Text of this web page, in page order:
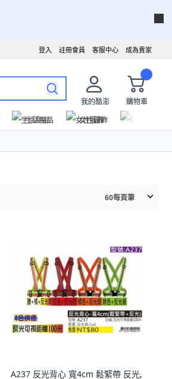
成為賣家
客服中心
註冊會員
登入
我的酷澎
購物車
生活用品 女性服飾
60每頁筆
A237 反光背心 寬4cm 鬆緊帶 反光,